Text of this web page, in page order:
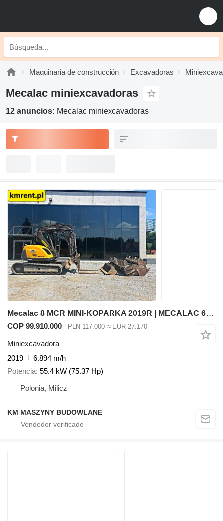
Maquinaria de construcción Excavadoras
Mecalac miniexcavadoras
12 anuncios: Mecalac miniexcavadoras
Mecalac 8 MCR MINI-KOPARKA 2019R | MECALAC 6 MCR, JCB 8065 8080 8085 85
COP 99.910.000 PLN 117.000 ≈ EUR 27.170
Miniexcavadora
2019
6.894 m/h
Potencia 55.4 kW (75.37 Hp)
Polonia, Milicz
KM MASZYNY BUDOWLANE